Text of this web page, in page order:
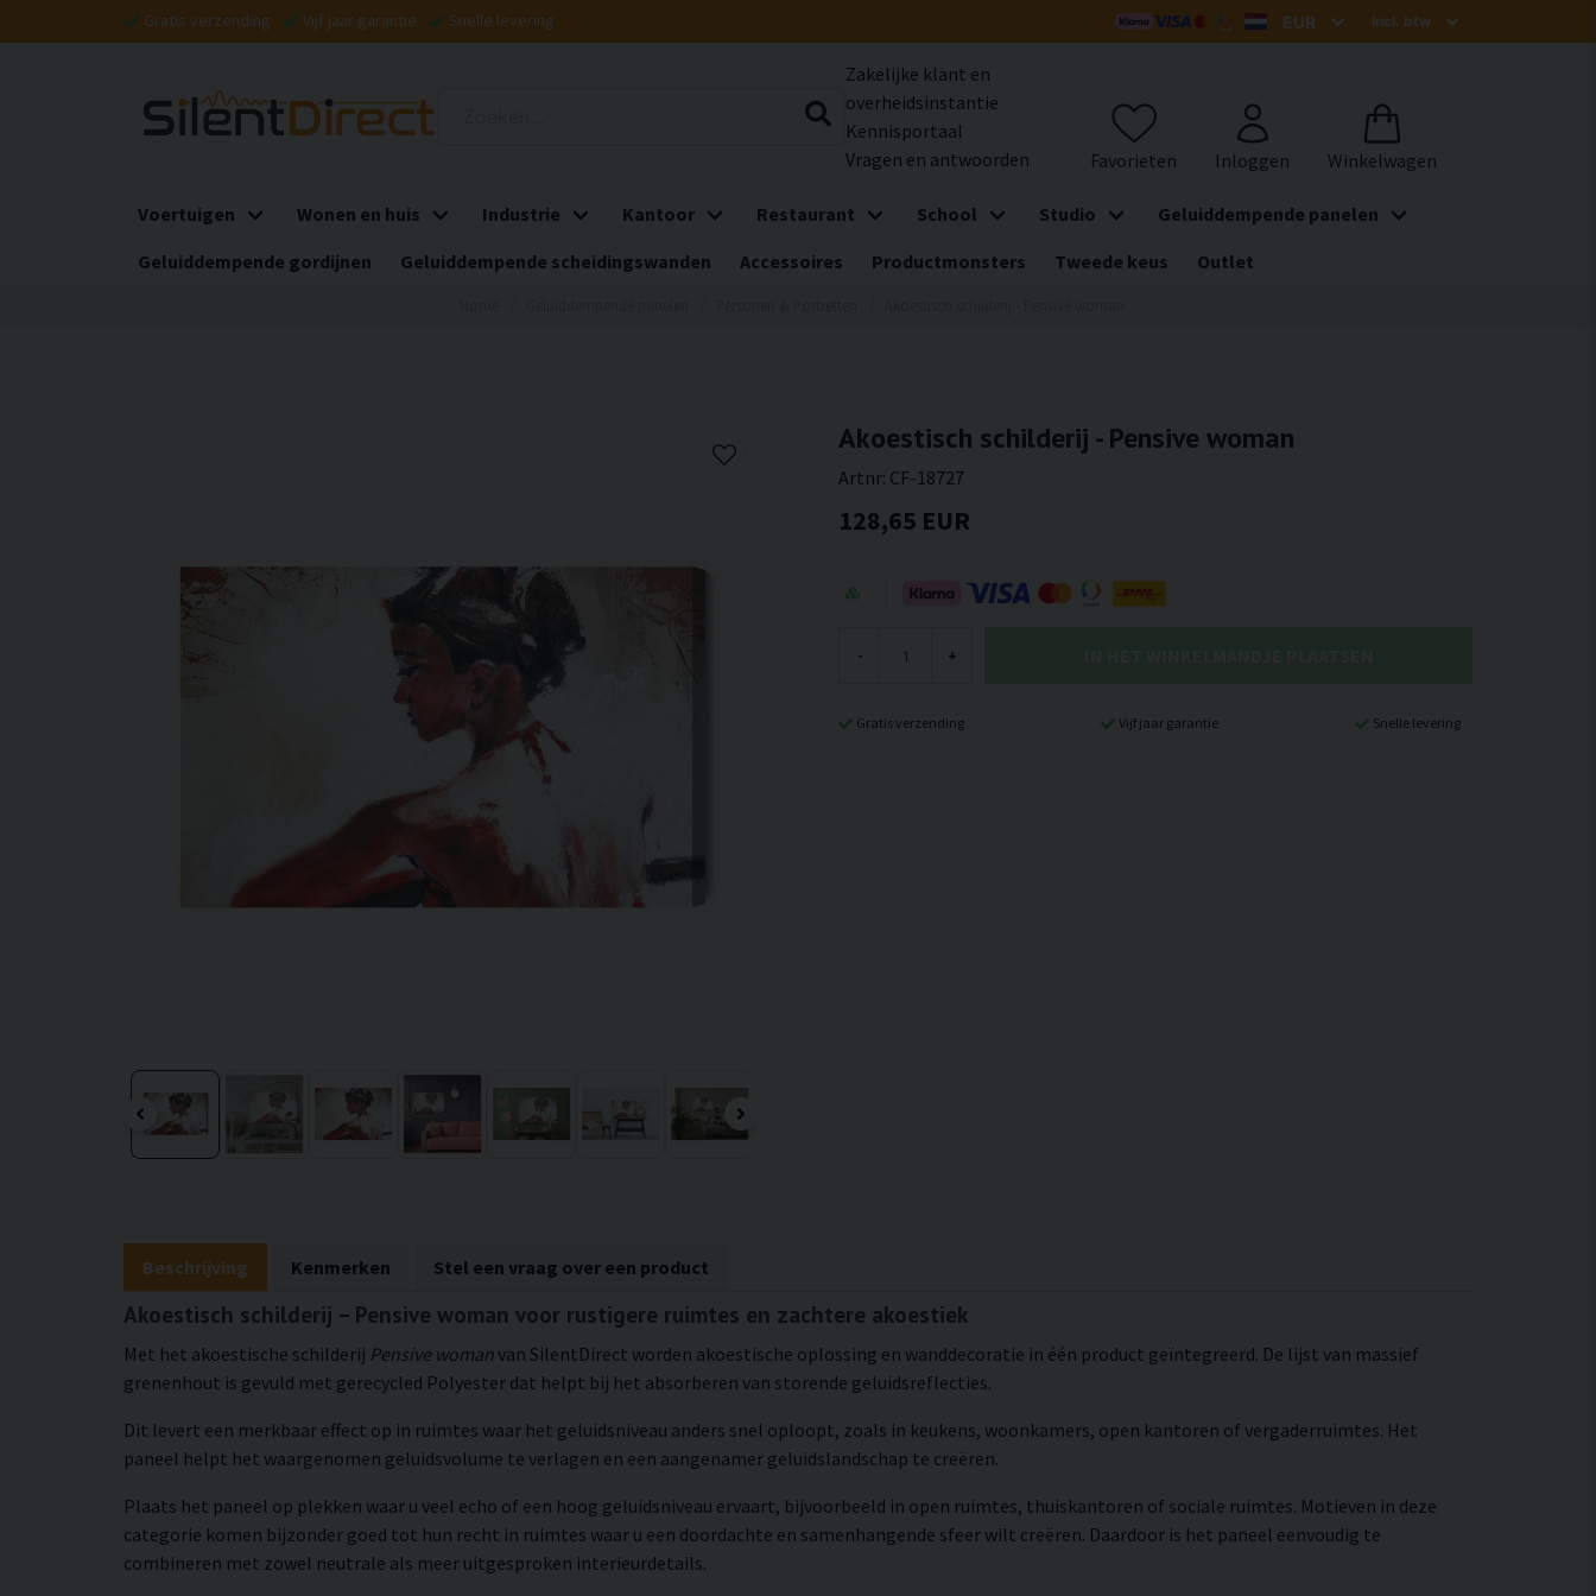
Gratis verzending Vijf jaar garantie Snelle levering
Zakelijke klant en
overheidsinstantie
Kennisportaal
Vragen en antwoorden
Voertuigen Wonen en huis Industrie Kantoor Restaurant School Studio
Geluiddempende panelen
Geluiddempende gordijnen
Geluiddempende scheidingswanden Accessoires Productmonsters Tweede keus Outlet
Akoestisch schilderij - Pensive woman
Artnr: CF-18727
128,65 EUR
- +
Gratis verzending Vijf jaar garantie Snelle levering
Beschrijving Kenmerken Stel een vraag over een product
Akoestisch schilderij – Pensive woman voor rustigere ruimtes en zachtere akoestiek
Met het akoestische schilderij Pensive womanvan SilentDirect worden akoestische oplossing en wanddecoratie in één product geïntegreerd. De lijst van massief
grenenhout is gevuld met gerecycled Polyester dat helpt bij het absorberen van storende geluidsreflecties.
Dit levert een merkbaar effect op in ruimtes waar het geluidsniveau anders snel oploopt, zoals in keukens, woonkamers, open kantoren of vergaderruimtes. Het
paneel helpt het waargenomen geluidsvolume te verlagen en een aangenamer geluidslandschap te creëren.
Plaats het paneel op plekken waar u veel echo of een hoog geluidsniveau ervaart, bijvoorbeeld in open ruimtes, thuiskantoren of sociale ruimtes. Motieven in deze
categorie komen bijzonder goed tot hun recht in ruimtes waar u een doordachte en samenhangende sfeer wilt creëren. Daardoor is het paneel eenvoudig te
combineren met zowel neutrale als meer uitgesproken interieurdetails.